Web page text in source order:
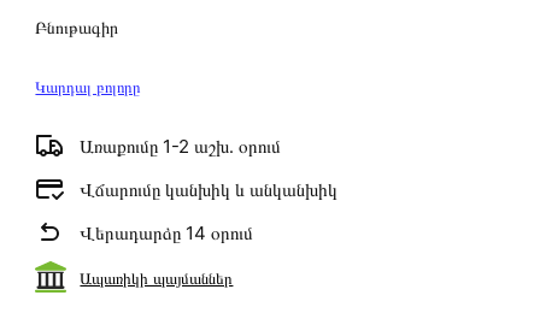
Բնութագիր
Կարդալ բոլորը
Առաքումը 1-2 աշխ․ օրում
Վճարումը կանխիկ և անկանխիկ
Վերադարձը 14 օրում
Ապառիկի պայմաններ